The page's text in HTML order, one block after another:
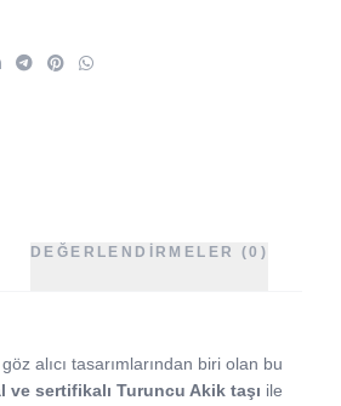
DEĞERLENDIRMELER (0)
alıcı tasarımlarından biri olan bu
ve sertifikalı Turuncu Akik taşı ile